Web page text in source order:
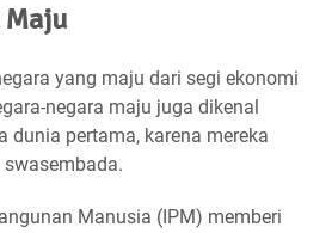
Maju
yang maju dari segi ekonomi
negara maju juga dikenal
dunia pertama, karena mereka
Manusia (IPM) memberi